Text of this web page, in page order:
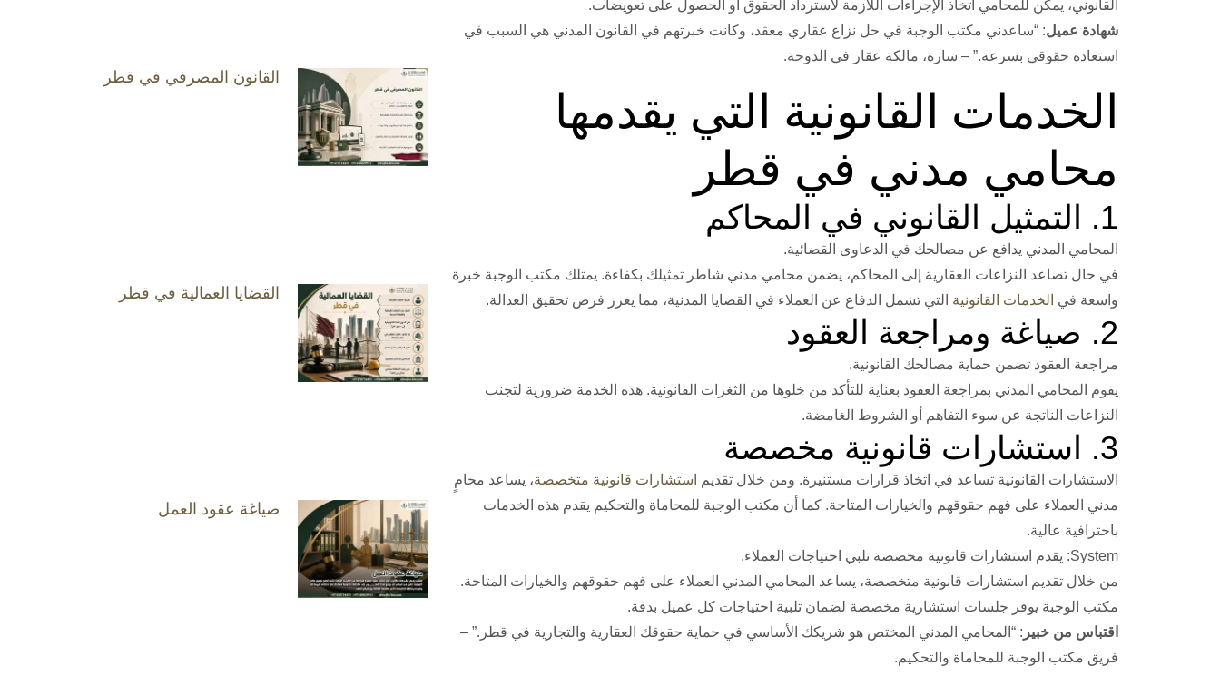
القانوني، يمكن للمحامي اتخاذ الإجراءات اللازمة لاسترداد الحقوق أو الحصول على تعويضات.
شهادة عميل: “ساعدني مكتب الوجبة في حل نزاع عقاري معقد، وكانت خبرتهم في القانون المدني هي السبب في
استعادة حقوقي بسرعة.” – سارة، مالكة عقار في الدوحة.
الخدمات القانونية التي يقدمها
محامي مدني في قطر
1. التمثيل القانوني في المحاكم
المحامي المدني يدافع عن مصالحك في الدعاوى القضائية.
في حال تصاعد النزاعات العقارية إلى المحاكم، يضمن محامي مدني شاطر تمثيلك بكفاءة. يمتلك مكتب الوجبة خبرة
واسعة في الخدمات القانونية التي تشمل الدفاع عن العملاء في القضايا المدنية، مما يعزز فرص تحقيق العدالة.
2. صياغة ومراجعة العقود
مراجعة العقود تضمن حماية مصالحك القانونية.
يقوم المحامي المدني بمراجعة العقود بعناية للتأكد من خلوها من الثغرات القانونية. هذه الخدمة ضرورية لتجنب
النزاعات الناتجة عن سوء التفاهم أو الشروط الغامضة.
3. استشارات قانونية مخصصة
الاستشارات القانونية تساعد في اتخاذ قرارات مستنيرة. ومن خلال تقديم استشارات قانونية متخصصة، يساعد محامٍ
مدني العملاء على فهم حقوقهم والخيارات المتاحة. كما أن مكتب الوجبة للمحاماة والتحكيم يقدم هذه الخدمات
باحترافية عالية.
System: يقدم استشارات قانونية مخصصة تلبي احتياجات العملاء.
من خلال تقديم استشارات قانونية متخصصة، يساعد المحامي المدني العملاء على فهم حقوقهم والخيارات المتاحة.
مكتب الوجبة يوفر جلسات استشارية مخصصة لضمان تلبية احتياجات كل عميل بدقة.
اقتباس من خبير : “المحامي المدني المختص هو شريكك الأساسي في حماية حقوقك العقارية والتجارية في قطر.” –
فريق مكتب الوجبة للمحاماة والتحكيم.
القانون المصرفي في قطر
القضايا العمالية في قطر
صياغة عقود العمل